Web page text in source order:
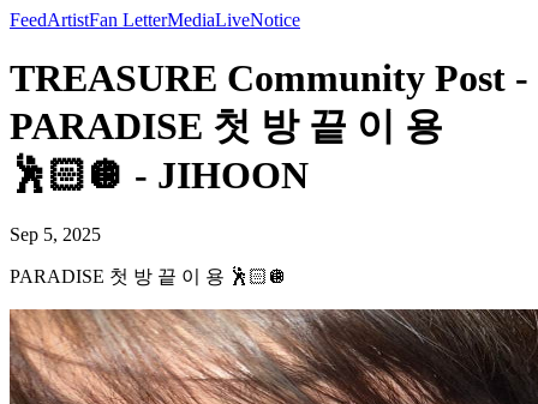
FeedArtistFan LetterMediaLiveNotice
TREASURE Community Post -
PARADISE 첫 방 끝 이 용
🕺🏻🪩 - JIHOON
Sep 5, 2025
PARADISE 첫 방 끝 이 용 🕺🏻🪩